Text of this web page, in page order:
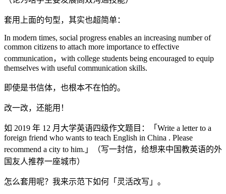
套用上面的句型，其实也超简单：
In modern times, social progress enables an increasing number of
common citizens to attach more importance to effective
communication，with college students being encouraged to equip
themselves with useful communication skills.
即使是书信体，也根本不在怕的。
改一改，还能用！
如 2019 年 12 月大学英语四级作文题目：「Write a letter to a
foreign friend who wants to teach English in China . Please
recommend a city to him.」（写一封信，给想来中国教英语的外
国友人推荐一座城市）
怎么套用呢？我来示范下如何「灵活改写」。